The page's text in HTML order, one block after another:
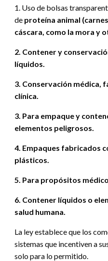
1. Uso de bolsas
de proteína animal
cáscara, como la mora y
2. Contener y
líquidos.
3. Conservación médica,
clínica.
3. Para empaque y
elementos peligrosos.
4. Empaques fabricados
plásticos.
5. Para propósitos
6. Contener líquidos o
salud humana.
La ley establece que los
sistemas que incentiven a
solo para lo permitido.